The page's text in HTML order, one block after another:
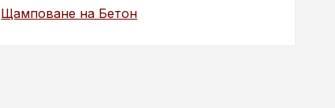
Щамповане на Бетон